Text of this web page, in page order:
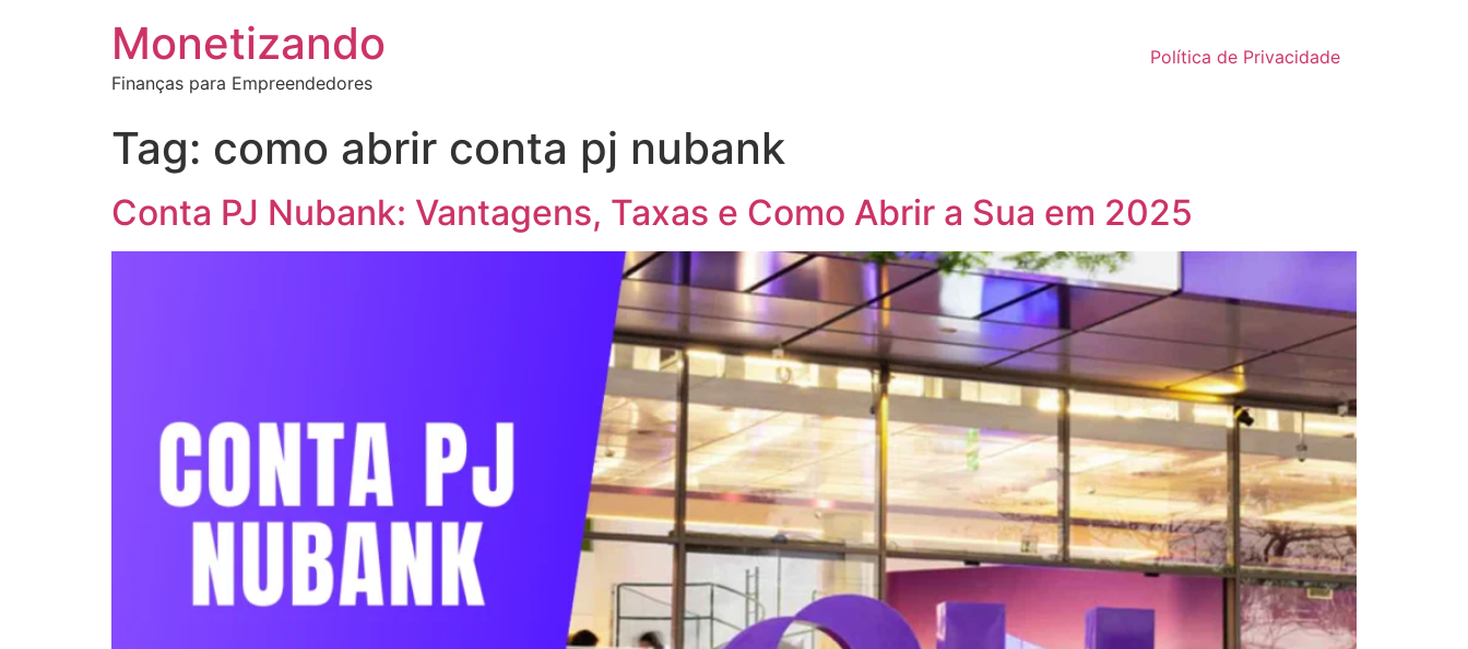
Monetizando
Finanças para Empreendedores
Política de Privacidade
Tag: como abrir conta pj nubank
Conta PJ Nubank: Vantagens, Taxas e Como Abrir a Sua em 2025